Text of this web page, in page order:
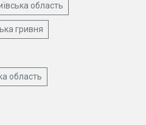
область
гривня
область